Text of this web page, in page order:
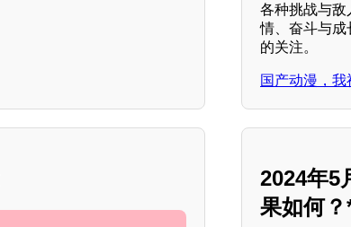
各种挑战与敌
情、奋斗与成
的关注。
国产动漫，
2024年5
果如何？